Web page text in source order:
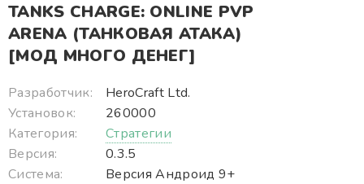
TANKS CHARGE: ONLINE PVP
ARENA (ТАНКОВАЯ АТАКА)
[МОД МНОГО ДЕНЕГ]
Разработчик:
HeroCraft Ltd.
Установок:
260000
Категория:
Стратегии
Версия:
0.3.5
Система:
Версия Андроид 9+